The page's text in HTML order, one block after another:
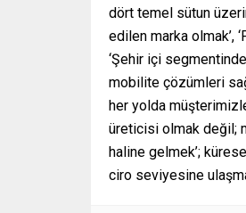
dört temel sütun
edilen marka olmak’,
‘Şehir içi
mobilite çözümleri
her yolda
üreticisi olmak değil;
haline gelmek’;
ciro seviyesine